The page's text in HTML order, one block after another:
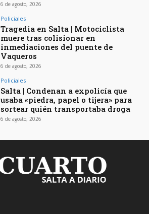
6 de agosto, 2026
Policiales
Tragedia en Salta | Motociclista
muere tras colisionar en
inmediaciones del puente de
Vaqueros
6 de agosto, 2026
Policiales
Salta | Condenan a expolicía que
usaba «piedra, papel o tijera» para
sortear quién transportaba droga
6 de agosto, 2026